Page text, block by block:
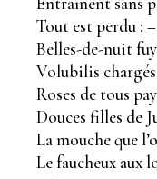
Tout est perdu :
Belles-de-nuit
Volubilis
Roses de tous
Douces filles de
La mouche que
Le faucheux aux